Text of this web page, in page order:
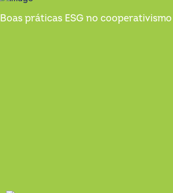
Boas práticas ESG no cooperativismo